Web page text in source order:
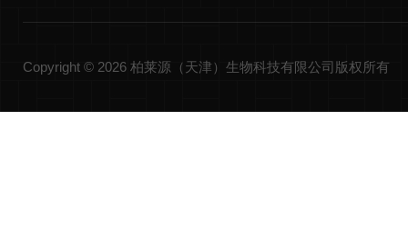
Copyright © 2026 柏莱源（天津）生物科技有限公司版权所有